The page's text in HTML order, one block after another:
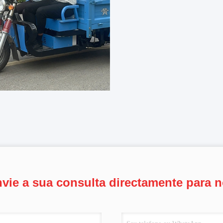
a sua consulta directamente para